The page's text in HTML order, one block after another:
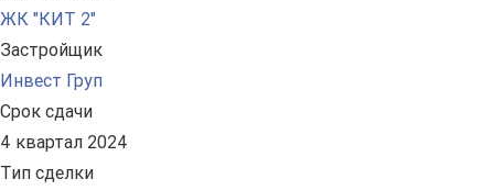
ЖК "КИТ 2"
Застройщик
Инвест Груп
Срок сдачи
4 квартал 2024
Тип сделки